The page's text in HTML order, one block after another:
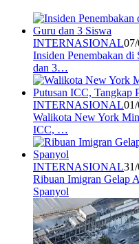
INTERNASIONAL
Insiden Penembakan
dan 3…
INTERNASIONAL
Walikota New York
ICC, …
INTERNASIONAL
Ribuan Imigran Gelap
Spanyol